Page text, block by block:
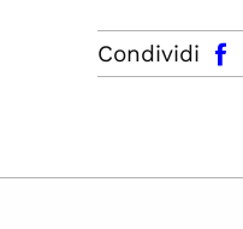
Condividi
facebook